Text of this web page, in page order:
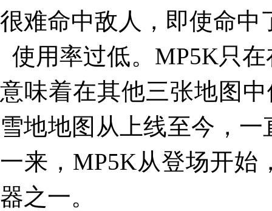
很难命中敌人，即使命中
使用率过低。MP5K只
意味着在其他三张地图
雪地地图从上线至今，
一来，MP5K从登场开始
器之一。